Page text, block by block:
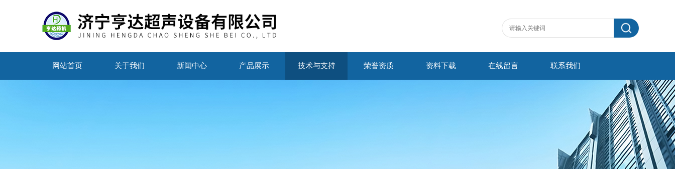
网站首页 关于我们 新闻中心 产品展示 技术与支持 荣誉资质 资料下载 在线留言 联系我们